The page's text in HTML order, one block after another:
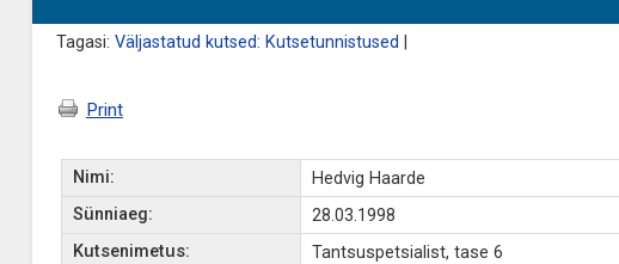
Tagasi: Väljastatud kutsed: Kutsetunnistused
Print
Nimi:
Hedvig Haarde
Sünniaeg:
28.03.1998
Kutsenimetus:
Tantsuspetsialist, tase 6